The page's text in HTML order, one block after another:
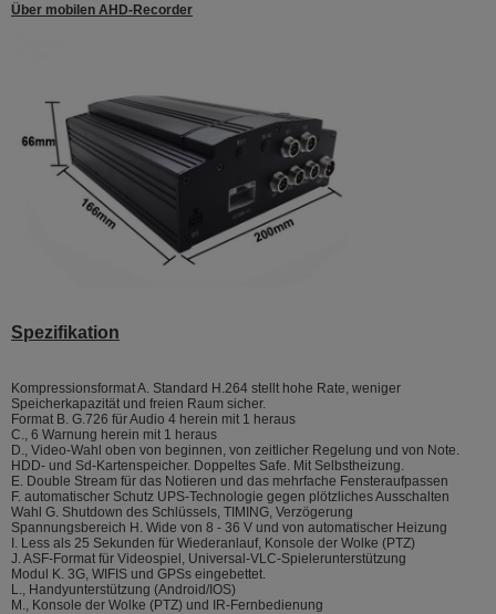
Über mobilen AHD-Recorder
Spezifikation
Kompressionsformat A. Standard H.264 stellt hohe Rate, weniger
Speicherkapazität und freien Raum sicher.
Format B. G.726 für Audio 4 herein mit 1 heraus
C., 6 Warnung herein mit 1 heraus
D., Video-Wahl oben von beginnen, von zeitlicher Regelung und von Note.
HDD- und Sd-Kartenspeicher. Doppeltes Safe. Mit Selbstheizung.
E. Double Stream für das Notieren und das mehrfache Fensteraufpassen
F. automatischer Schutz UPS-Technologie gegen plötzliches Ausschalten
Wahl G. Shutdown des Schlüssels, TIMING, Verzögerung
Spannungsbereich H. Wide von 8 - 36 V und von automatischer Heizung
I. Less als 25 Sekunden für Wiederanlauf, Konsole der Wolke (PTZ)
J. ASF-Format für Videospiel, Universal-VLC-Spielerunterstützung
Modul K. 3G, WIFIS und GPSs eingebettet.
L., Handyunterstützung (Android/IOS)
M., Konsole der Wolke (PTZ) und IR-Fernbedienung